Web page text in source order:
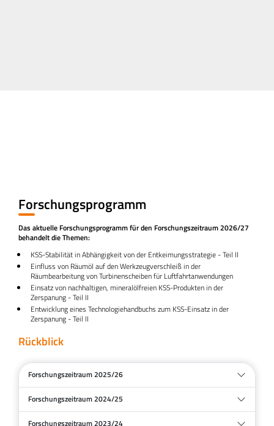
Forschungsprogramm
Das aktuelle Forschungsprogramm für den Forschungszeitraum 2026/27
behandelt die Themen:
KSS-Stabilität in Abhängigkeit von der Entkeimungsstrategie - Teil II
Einfluss von Räumöl auf den Werkzeugverschleiß in der
Räumbearbeitung von Turbinenscheiben für Luftfahrtanwendungen
Einsatz von nachhaltigen, mineralölfreien KSS-Produkten in der
Zerspanung - Teil II
Entwicklung eines Technologiehandbuchs zum KSS-Einsatz in der
Zerspanung - Teil II
Rückblick
Forschungszeitraum 2025/26
Forschungszeitraum 2024/25
Forschungszeitraum 2023/24